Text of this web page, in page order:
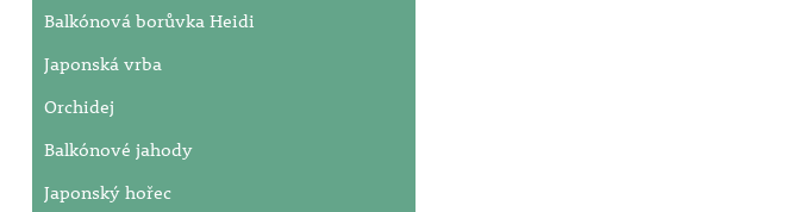
Balkónová borůvka Heidi
Japonská vrba
Orchidej
Balkónové jahody
Japonský hořec